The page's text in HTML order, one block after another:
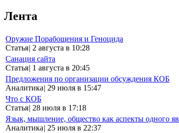
Лента
Оружие Порабощения и Геноцида
Статья| 2 августа в 10:28
Санация сайта
Статья| 1 августа в 20:45
Предложения по организации обсуждения КОБ
Аналитика| 29 июля в 15:47
Что с КОБ
Статья| 28 июля в 17:18
Язык, мышление, общество как аспекты одного
Аналитика| 25 июля в 22:37